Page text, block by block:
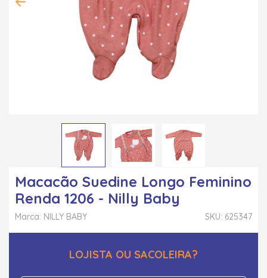
Macacão Suedine Longo Feminino
Renda 1206 - Nilly Baby
SKU: 625347
Marca: NILLY BABY
LOJISTA OU SACOLEIRA?